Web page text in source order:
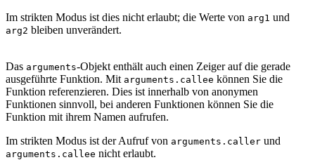
Im strikten Modus ist dies nicht erlaubt; die Werte von arg1 und
arg2 bleiben unverändert.
Das arguments-Objekt enthält auch einen Zeiger auf die gerade
ausgeführte Funktion. Mit arguments.callee können Sie die
Funktion referenzieren. Dies ist innerhalb von anonymen
Funktionen sinnvoll, bei anderen Funktionen können Sie die
Funktion mit ihrem Namen aufrufen.
Im strikten Modus ist der Aufruf von arguments.caller und
arguments.callee nicht erlaubt.